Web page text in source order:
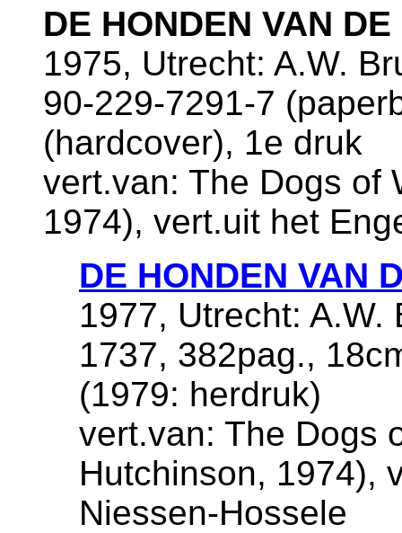
DE HONDEN VAN
1975, Utrecht: A.W.
90-229-7291-7
(hardcover), 1e druk
vert.van: The Dogs of
1974), vert.uit het
DE HONDEN VAN
1977, Utrecht: A.W.
1737, 382pag.,
(1979: herdruk)
vert.van: The Dogs
Hutchinson, 1974),
Niessen-Hossele